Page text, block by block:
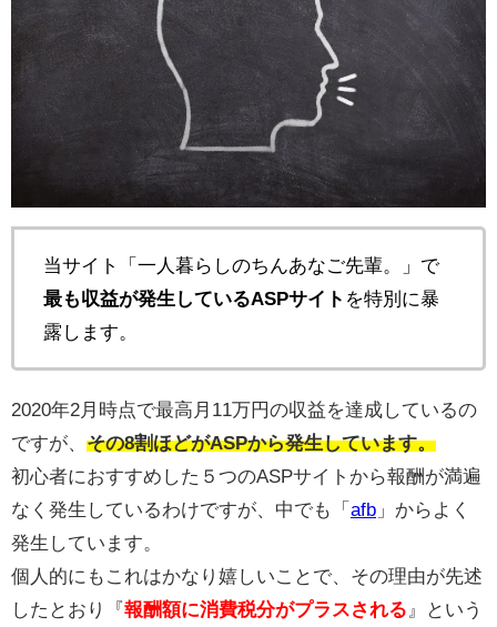
当サイト「一人暮らしのちんあなご先輩。」で
最も収益が発生しているASPサイト を特別に暴
露します。
2020年2月時点で最高月11万円の収益を達成しているの
ですが、 その8割ほどがASPから発生しています。
初心者におすすめした５つのASPサイトから報酬が満遍
なく発生しているわけですが、中でも「 afb 」からよく
発生しています。
個人的にもこれはかなり嬉しいことで、その理由が先述
したとおり『報酬額に消費税分がプラスされる 』という